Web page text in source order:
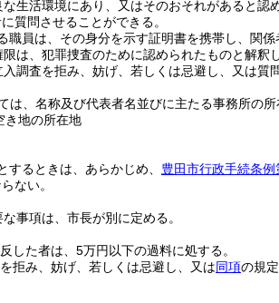
生活環境にあり、又はそのおそれがあると
質問させることができる。
員は、その身分を示す証明書を携帯し、関
は、犯罪捜査のために認められたものと解釈
調査を拒み、妨げ、若しくは忌避し、又は
は、名称及び代表者名並びに主たる事務所の所
き地の所在地
るときは、あらかじめ、 豊田市行政手続条
ない。
事項は、市長が別に定める。
した者は、5万円以下の過料に処する。
拒み、妨げ、若しくは忌避し、又は同項の規